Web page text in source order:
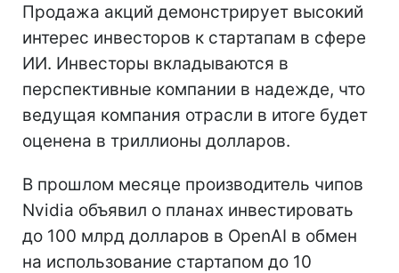
Продажа акций демонстрирует высокий
интерес инвесторов к стартапам в сфере
ИИ. Инвесторы вкладываются в
перспективные компании в надежде, что
ведущая компания отрасли в итоге будет
оценена в триллионы долларов.
В прошлом месяце производитель чипов
Nvidia объявил о планах инвестировать
до 100 млрд долларов в OpenAI в обмен
на использование стартапом до 10